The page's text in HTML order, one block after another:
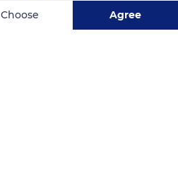
Choose Agree